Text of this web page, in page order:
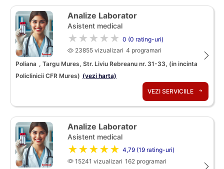
Analize Laborator
Asistent medical
★★★★★ 0 (0 rating-uri)
23855 vizualizari 4 programari
Poliana , Targu Mures, Str. Liviu Rebreanu nr. 31-33, (in incinta
Policlinicii CFR Mures) (vezi harta)
VEZI SERVICIILE
Analize Laborator
Asistent medical
★★★★★ 4,79 (19 rating-uri)
15241 vizualizari 162 programari